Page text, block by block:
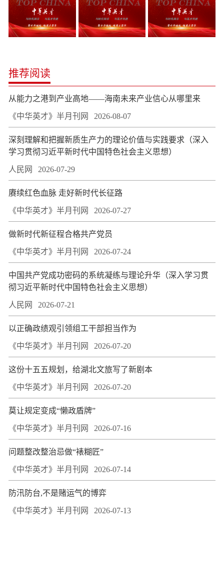
推荐阅读
从能力之港到产业高地——海南未来产业信心从哪里来
《中华英才》半月刊网 2026-08-07
深刻理解和把握新质生产力的理论价值与实践要求（深入
学习贯彻习近平新时代中国特色社会主义思想）
人民网 2026-07-29
赓续红色血脉 走好新时代长征路
《中华英才》半月刊网 2026-07-27
做新时代新征程合格共产党员
《中华英才》半月刊网 2026-07-24
中国共产党成功密码的系统凝练与理论升华（深入学习贯
彻习近平新时代中国特色社会主义思想）
人民网 2026-07-21
以正确政绩观引领组工干部担当作为
《中华英才》半月刊网 2026-07-20
这份十五五规划，给湖北文旅写了新剧本
《中华英才》半月刊网 2026-07-20
莫让规定变成“懒政盾牌”
《中华英才》半月刊网 2026-07-16
问题整改整治忌做“裱糊匠”
《中华英才》半月刊网 2026-07-14
防汛防台,不是赌运气的博弈
《中华英才》半月刊网 2026-07-13